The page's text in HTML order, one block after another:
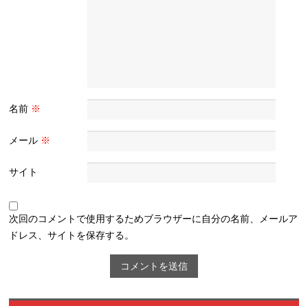
名前 ※
メール ※
サイト
次回のコメントで使用するためブラウザーに自分の名前、メールア
ドレス、サイトを保存する。